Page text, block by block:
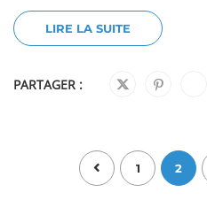
LIRE LA SUITE
PARTAGER :
1 2